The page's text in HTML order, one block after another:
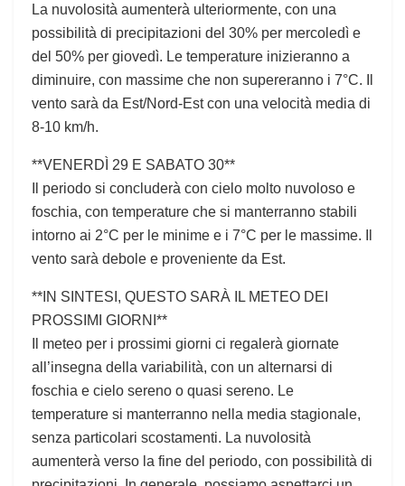
La nuvolosità aumenterà ulteriormente, con una
possibilità di precipitazioni del 30% per mercoledì e
del 50% per giovedì. Le temperature inizieranno a
diminuire, con massime che non supereranno i 7°C. Il
vento sarà da Est/Nord-Est con una velocità media di
8-10 km/h.
**VENERDÌ 29 E SABATO 30**
Il periodo si concluderà con cielo molto nuvoloso e
foschia, con temperature che si manterranno stabili
intorno ai 2°C per le minime e i 7°C per le massime. Il
vento sarà debole e proveniente da Est.
**IN SINTESI, QUESTO SARÀ IL METEO DEI
PROSSIMI GIORNI**
Il meteo per i prossimi giorni ci regalerà giornate
all’insegna della variabilità, con un alternarsi di
foschia e cielo sereno o quasi sereno. Le
temperature si manterranno nella media stagionale,
senza particolari scostamenti. La nuvolosità
aumenterà verso la fine del periodo, con possibilità di